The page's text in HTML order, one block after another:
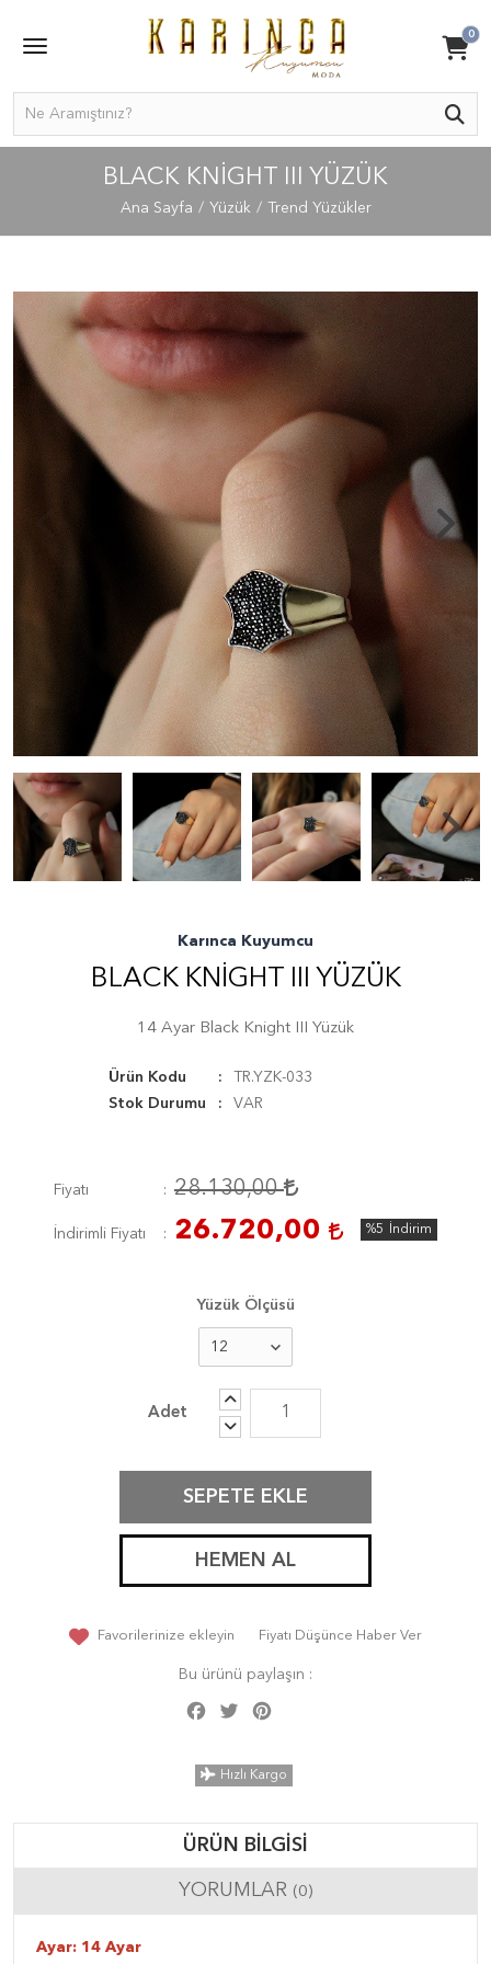
0
BLACK KNIGHT III YÜZÜK
Ana Sayfa Yüzük Trend Yüzükler
Karınca Kuyumcu
BLACK KNIGHT III YÜZÜK
14 Ayar Black Knight III Yüzük
Ürün Kodu
TR.YZK-033
Stok Durumu
VAR
Fiyatı 28.130,00
İndirimli Fiyatı 26.720,00 %5 İndirim
Yüzük Ölçüsü
SEPETE EKLE
HEMEN AL
Favorilerinize ekleyin Fiyatı Düşünce Haber Ver
Bu ürünü paylaşın :
Facebook
Twitter
Hızlı Kargo
ÜRÜN BILGISI
YORUMLAR (0)
Ayar: 14 Ayar